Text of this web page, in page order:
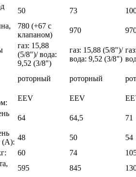
50 73
780 (+67 с
клапаном)
970
газ: 15,88
(5/8")/ вода:
9,52 (3/8")
газ: 15,88 (5/8")/
вода: 9,52 (3/8")
роторный роторный
EEV EEV
64 64,5
71
(А):
48 50
54
60 74
595 845